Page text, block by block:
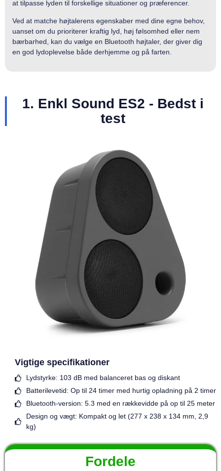
at tilpasse lyden til forskellige situationer og præferencer.
Ved at matche højtalerens egenskaber med dine egne behov,
uanset om du prioriterer kraftig lyd, høj følsomhed eller nem
bærbarhed, kan du vælge en Bluetooth højtaler, der giver dig
en god lydoplevelse både derhjemme og på farten.
1. Enkl Sound ES2 - Bedst i
test
Vigtige specifikationer
Lydstyrke: 103 dB med balanceret bas og diskant
Batterilevetid: Op til 24 timer med hurtig opladning på 2 timer
Bluetooth-version: 5.3 med en rækkevidde på op til 25 meter
Design og vægt: Kompakt og let (277 x 238 x 134 mm, 2,9
kg)
Fordele